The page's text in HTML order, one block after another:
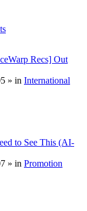
Recs] Out
» in International
to See This (AI-
» in Promotion